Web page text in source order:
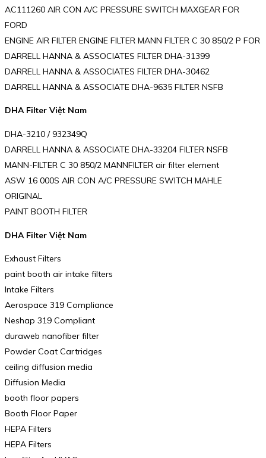
AC111260 AIR CON A/C PRESSURE SWITCH MAXGEAR FOR
FORD
ENGINE AIR FILTER ENGINE FILTER MANN FILTER C 30 850/2 P FOR
DARRELL HANNA & ASSOCIATES FILTER DHA-31399
DARRELL HANNA & ASSOCIATES FILTER DHA-30462
DARRELL HANNA & ASSOCIATE DHA-9635 FILTER NSFB
DHA Filter Việt Nam
DHA-3210 / 932349Q
DARRELL HANNA & ASSOCIATE DHA-33204 FILTER NSFB
MANN-FILTER C 30 850/2 MANNFILTER air filter element
ASW 16 000S AIR CON A/C PRESSURE SWITCH MAHLE
ORIGINAL
PAINT BOOTH FILTER
DHA Filter Việt Nam
Exhaust Filters
paint booth air intake filters
Intake Filters
Aerospace 319 Compliance
Neshap 319 Compliant
duraweb nanofiber filter
Powder Coat Cartridges
ceiling diffusion media
Diffusion Media
booth floor papers
Booth Floor Paper
HEPA Filters
HEPA Filters